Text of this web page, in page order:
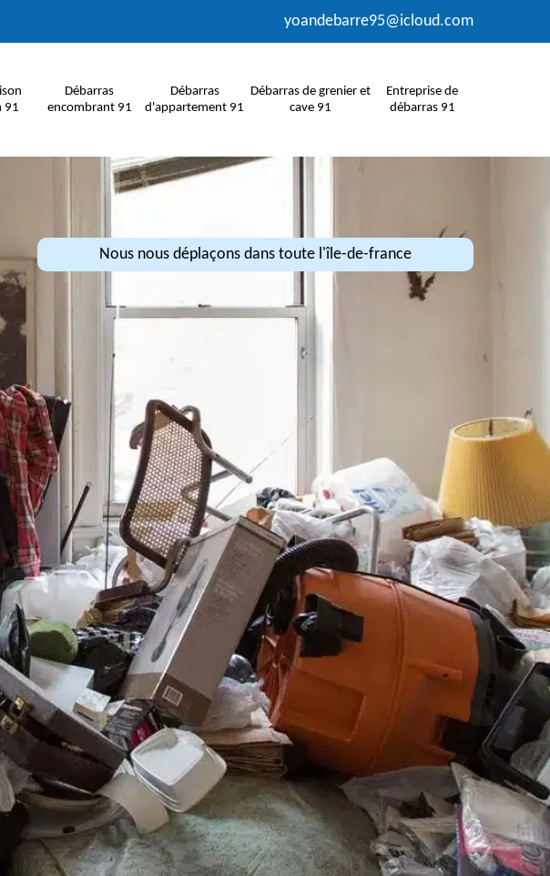
yoandebarre95@icloud.com
91
Débarras
encombrant 91
Débarras
d'appartement 91
Débarras de grenier et
cave 91
Entreprise de
débarras 91
Nous nous déplaçons dans toute l'île-de-france